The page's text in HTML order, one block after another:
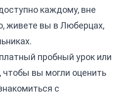
каждому, вне
живете вы в Люберцах,
пробный урок или
чтобы вы могли оценить
с